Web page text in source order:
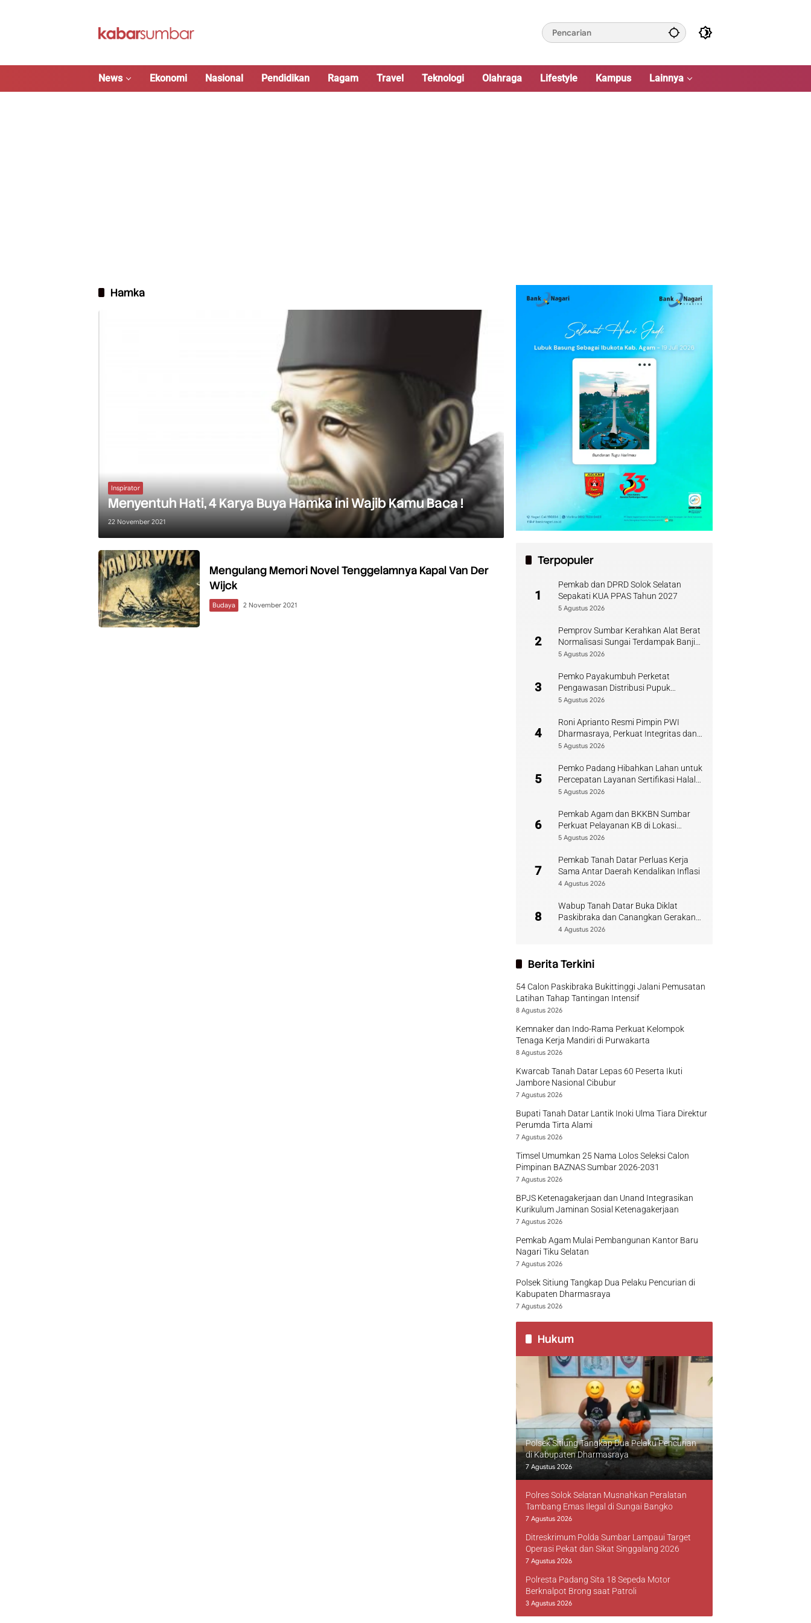
News Ekonomi Nasional Pendidikan Ragam Travel Teknologi Olahraga Lifestyle Kampus Lainnya
Hamka
Inspirator
Menyentuh Hati, 4 Karya Buya Hamka ini Wajib Kamu Baca !
22 November 2021
Mengulang Memori Novel Tenggelamnya Kapal Van Der
Wijck
Budaya 2 November 2021
Terpopuler
1
Pemkab dan DPRD Solok Selatan
Sepakati KUA PPAS Tahun 2027
5 Agustus 2026
2
Pemprov Sumbar Kerahkan Alat Berat
Normalisasi Sungai Terdampak Banjir
Kuranji
5 Agustus 2026
3
Pemko Payakumbuh Perketat
Pengawasan Distribusi Pupuk
Bersubsidi bagi Petani Lokal
5 Agustus 2026
4
Roni Aprianto Resmi Pimpin PWI
Dharmasraya, Perkuat Integritas dan
Kompetensi Jurnalis
5 Agustus 2026
5
Pemko Padang Hibahkan Lahan untuk
Percepatan Layanan Sertifikasi Halal
di Sumbar
5 Agustus 2026
6
Pemkab Agam dan BKKBN Sumbar
Perkuat Pelayanan KB di Lokasi
Bencana
5 Agustus 2026
7
Pemkab Tanah Datar Perluas Kerja
Sama Antar Daerah Kendalikan Inflasi
4 Agustus 2026
8
Wabup Tanah Datar Buka Diklat
Paskibraka dan Canangkan Gerakan
Bendera
4 Agustus 2026
Berita Terkini
54 Calon Paskibraka Bukittinggi Jalani Pemusatan
Latihan Tahap Tantingan Intensif
8 Agustus 2026
Kemnaker dan Indo-Rama Perkuat Kelompok
Tenaga Kerja Mandiri di Purwakarta
8 Agustus 2026
Kwarcab Tanah Datar Lepas 60 Peserta Ikuti
Jambore Nasional Cibubur
7 Agustus 2026
Bupati Tanah Datar Lantik Inoki Ulma Tiara Direktur
Perumda Tirta Alami
7 Agustus 2026
Timsel Umumkan 25 Nama Lolos Seleksi Calon
Pimpinan BAZNAS Sumbar 2026-2031
7 Agustus 2026
BPJS Ketenagakerjaan dan Unand Integrasikan
Kurikulum Jaminan Sosial Ketenagakerjaan
7 Agustus 2026
Pemkab Agam Mulai Pembangunan Kantor Baru
Nagari Tiku Selatan
7 Agustus 2026
Polsek Sitiung Tangkap Dua Pelaku Pencurian di
Kabupaten Dharmasraya
7 Agustus 2026
Hukum
Polsek Sitiung Tangkap Dua Pelaku Pencurian
di Kabupaten Dharmasraya
7 Agustus 2026
Polres Solok Selatan Musnahkan Peralatan
Tambang Emas Ilegal di Sungai Bangko
7 Agustus 2026
Ditreskrimum Polda Sumbar Lampaui Target
Operasi Pekat dan Sikat Singgalang 2026
7 Agustus 2026
Polresta Padang Sita 18 Sepeda Motor
Berknalpot Brong saat Patroli
3 Agustus 2026